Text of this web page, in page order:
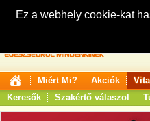
Ez a webhely cookie-kat
Miért Mi? Akciók
Keresők
Szakértő válaszol